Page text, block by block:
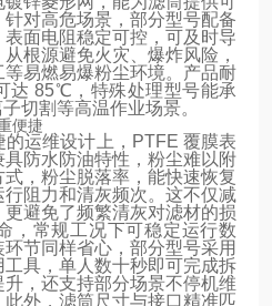
对高危场景，部分型号配备
面电阻稳定可控，可及时导
根源避免火灾、爆炸风险，
易燃易爆粉尘环境。产品耐
达 85℃，特殊处理型号能承
切割等高温作业场景。
便捷
运维设计上，PTFE 覆膜表
防水防油特性，粉尘难以附
，粉尘脱落率，能快速恢复
阻力和清灰频次。这不仅减
避免了频繁清灰对滤材的损
，常规工况下可稳定运行数
节同样省心，部分型号采用
具，单人数十秒即可完成拆
，还支持部分场景不停机维
外，滤筒尺寸与接口精准匹